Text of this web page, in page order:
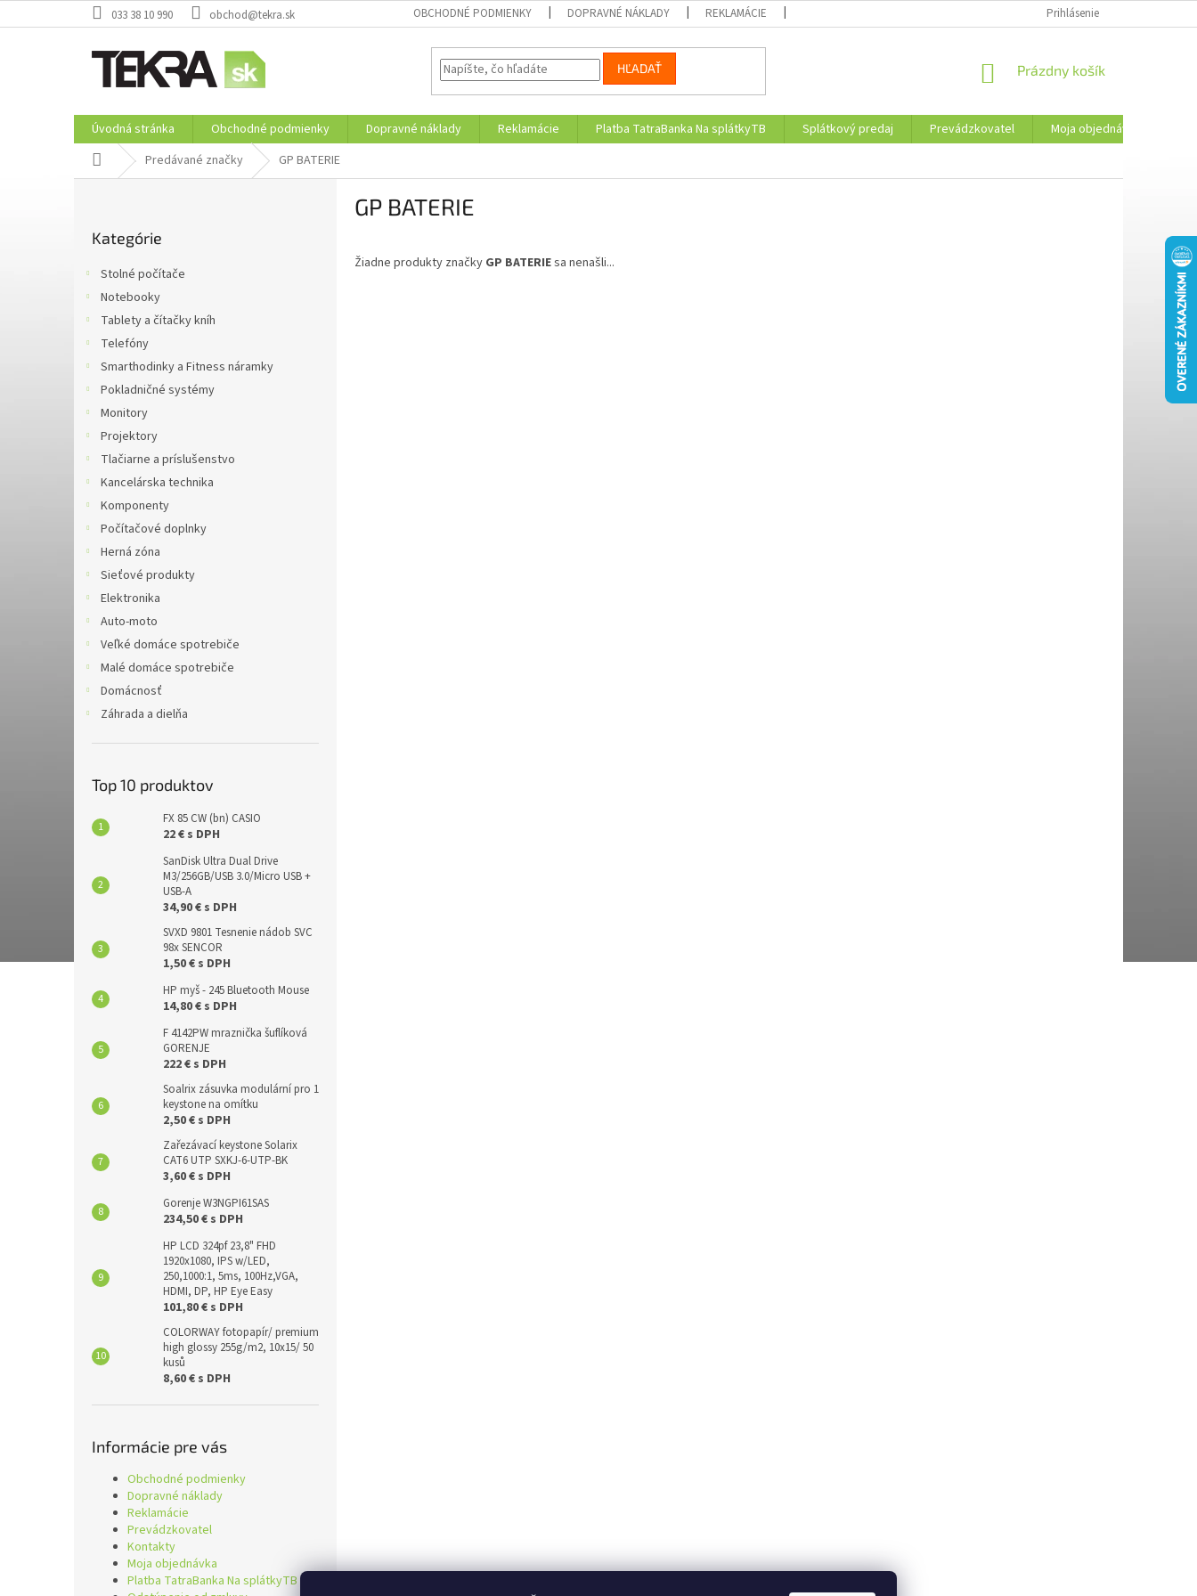
na
033 38 10 990 obchod@tekra.sk OBCHODNÉ PODMIENKY DOPRAVNÉ NÁKLADY REKLAMÁCIE MOJA OBJEDNÁVKA
Prihlásenie
HĽADAŤ
NÁKUPNÝ
Prázdny košík
Úvodná stránka Obchodné podmienky Dopravné náklady Reklamácie Platba TatraBanka Na splátkyTB Splátkový predaj Prevádzkovatel Moja objednávka
DomovPredávané značky GP BATERIE
kategórie
Kategórie
Stolné počítače
Notebooky
Tablety a čítačky kníh
Telefóny
Smarthodinky a Fitness náramky
Pokladničné systémy
Monitory
Projektory
Tlačiarne a príslušenstvo
Kancelárska technika
Komponenty
Počítačové doplnky
Herná zóna
Sieťové produkty
Elektronika
Auto-moto
Veľké domáce spotrebiče
Malé domáce spotrebiče
Domácnosť
Záhrada a dielňa
Top 10 produktov
FX 85 CW (bn) CASIO
22 € s DPH
SanDisk Ultra Dual Drive
M3/256GB/USB 3.0/Micro USB +
USB-A
34,90 € s DPH
SVXD 9801 Tesnenie nádob SVC
98x SENCOR
1,50 € s DPH
HP myš - 245 Bluetooth Mouse
14,80 € s DPH
F 4142PW mraznička šuflíková
GORENJE
222 € s DPH
Soalrix zásuvka modulární pro 1
keystone na omítku
2,50 € s DPH
Zařezávací keystone Solarix
CAT6 UTP SXKJ-6-UTP-BK
3,60 € s DPH
Gorenje W3NGPI61SAS
234,50 € s DPH
HP LCD 324pf 23,8" FHD
1920x1080, IPS w/LED,
250,1000:1, 5ms, 100Hz,VGA,
HDMI, DP, HP Eye Easy
101,80 € s DPH
COLORWAY fotopapír/ premium
high glossy 255g/m2, 10x15/ 50
kusů
8,60 € s DPH
Informácie pre vás
Obchodné podmienky
Dopravné náklady
Reklamácie
Prevádzkovatel
Kontakty
Moja objednávka
Platba TatraBanka Na splátkyTB
GP BATERIE
Žiadne produkty značky GP BATERIEsa nenašli...